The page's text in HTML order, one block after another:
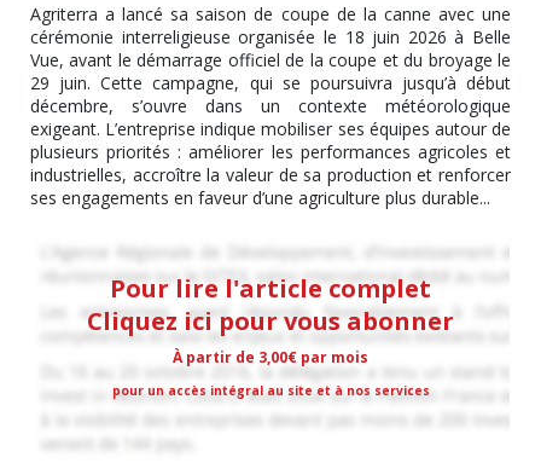
Agriterra a lancé sa saison de coupe de la canne avec une
cérémonie interreligieuse organisée le 18 juin 2026 à Belle
Vue, avant le démarrage officiel de la coupe et du broyage le
29 juin. Cette campagne, qui se poursuivra jusqu’à début
décembre, s’ouvre dans un contexte météorologique
exigeant. L’entreprise indique mobiliser ses équipes autour de
plusieurs priorités : améliorer les performances agricoles et
industrielles, accroître la valeur de sa production et renforcer
ses engagements en faveur d’une agriculture plus durable...
Pour lire l'article complet
Cliquez ici pour vous abonner
À partir de 3,00€ par mois
pour un accès intégral au site et à nos services